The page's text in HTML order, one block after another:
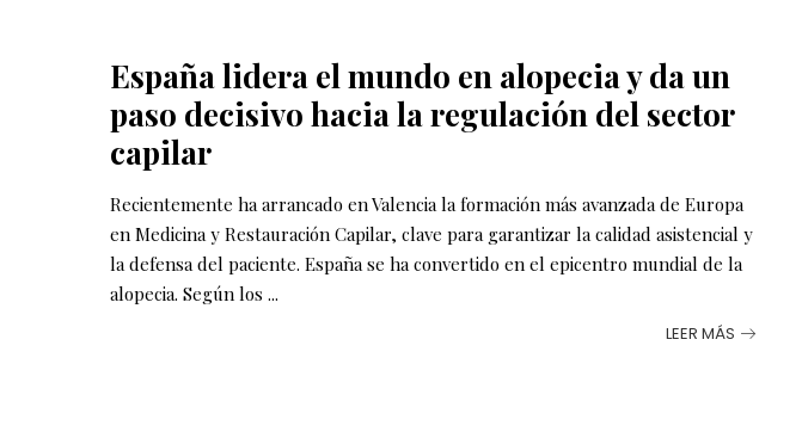
España lidera el mundo en alopecia y da un
paso decisivo hacia la regulación del sector
capilar
Recientemente ha arrancado en Valencia la formación más avanzada de Europa
en Medicina y Restauración Capilar, clave para garantizar la calidad asistencial y
la defensa del paciente. España se ha convertido en el epicentro mundial de la
alopecia. Según los ...
LEER MÁS